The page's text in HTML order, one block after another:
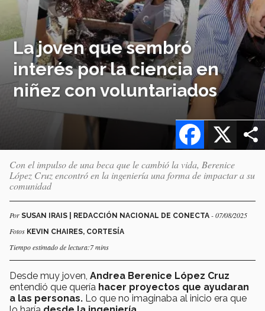
La joven que sembró
interés por la ciencia en
niñez con voluntariados
X
Facebook
Con el impulso de una beca que le cambió la vida, Berenice
López Cruz encontró en la ingeniería una forma de impactar a su
comunidad
Por SUSAN IRAIS | REDACCIÓN NACIONAL DE CONECTA - 07/08/2025
Fotos KEVIN CHAIRES, CORTESÍA
Tiempo estimado de lectura:7 mins
Desde muy joven, Andrea Berenice López Cruz
entendió que quería hacer proyectos que ayudaran
a las personas. Lo que no imaginaba al inicio era que